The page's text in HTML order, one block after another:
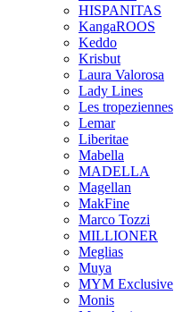
HISPANITAS
KangaROOS
Keddo
Krisbut
Laura Valorosa
Lady Lines
Les tropeziennes
Lemar
Liberitae
Mabella
MADELLA
Magellan
MakFine
Marco Tozzi
MILLIONER
Meglias
Muya
MYM Exclusive
Monis